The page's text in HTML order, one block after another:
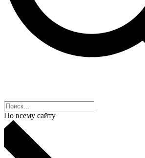
По всему сайту